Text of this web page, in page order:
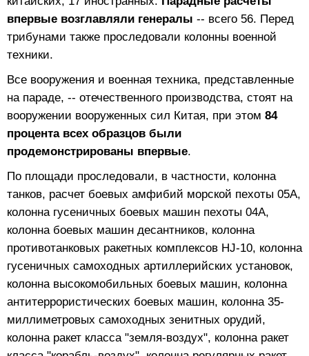
впервые возглавляли генералы -- всего 56. Перед
трибунами также проследовали колонны военной
техники.
Все вооружения и военная техника, представленные
на параде, -- отечественного производства, стоят на
вооружении вооруженных сил Китая, при этом 84
процента всех образцов были
продемонстрированы впервые.
По площади проследовали, в частности, колонна
танков, расчет боевых амфибий морской пехоты 05А,
колонна гусеничных боевых машин пехоты 04А,
колонна боевых машин десантников, колонна
противотанковых ракетных комплексов HJ-10, колонна
гусеничных самоходных артиллерийских установок,
колонна высокомобильных боевых машин, колонна
антитеррористических боевых машин, колонна 35-
миллиметровых самоходных зенитных орудий,
колонна ракет класса "земля-воздух", колонна ракет